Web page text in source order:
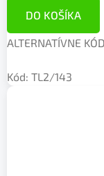
DO KOŠÍKA
ALTERNATÍVNE
Kód: TL2/143